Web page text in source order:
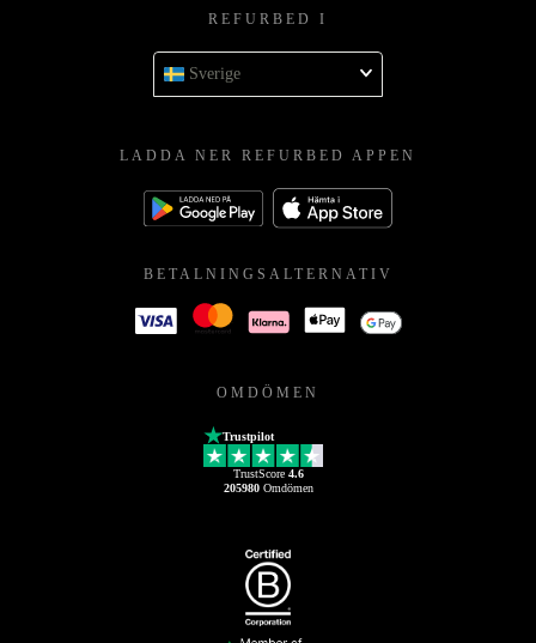
REFURBED I
Sverige
LADDA NER REFURBED APPEN
BETALNINGSALTERNATIV
OMDÖMEN
Trustpilot
TrustScore 4.6
205980Omdömen